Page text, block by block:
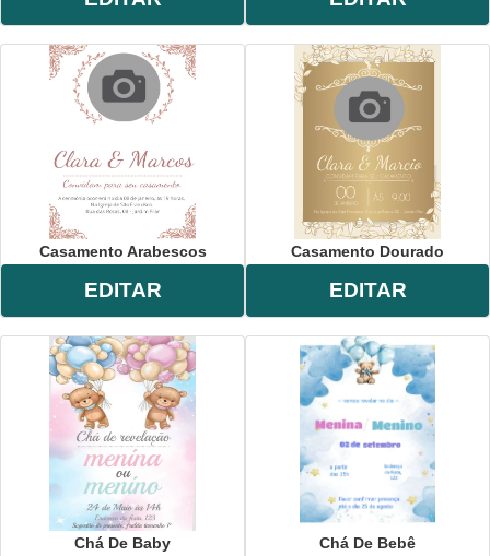
Casamento Arabescos
EDITAR
Casamento Dourado
EDITAR
Chá De Baby Chá De Bebê